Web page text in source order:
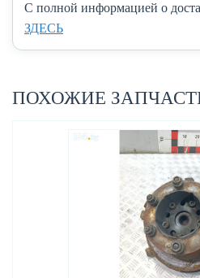
C полной информацией о
ЗДЕСЬ
ПОХОЖИЕ